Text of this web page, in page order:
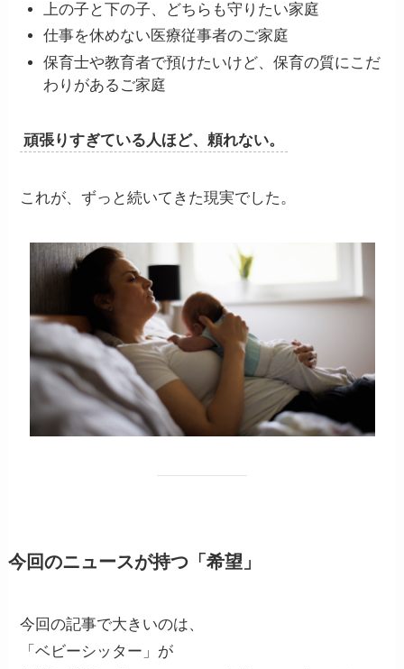
上の子と下の子、どちらも守りたい家庭
仕事を休めない医療従事者のご家庭
保育士や教育者で預けたいけど、保育の質にこだ
わりがあるご家庭
頑張りすぎている人ほど、頼れない。
これが、ずっと続いてきた現実でした。
今回のニュースが持つ「希望」
今回の記事で大きいのは、
「ベビーシッター」が